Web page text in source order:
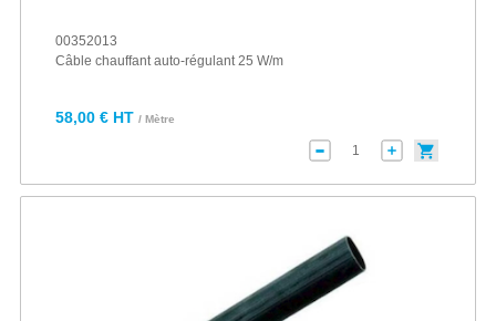
00352013
Câble chauffant auto-régulant 25 W/m
58,00 € HT / Mètre